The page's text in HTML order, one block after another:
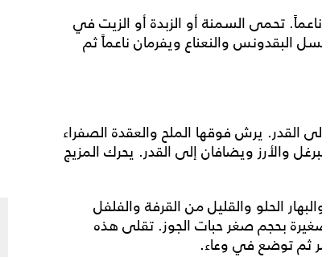
تحمى السمنة أو الزبدة أو الزيت في
البقدونس والنعناع ويفرمان ناعماً ثم
٥ إلى ٦ أكواب منها إلى القدر. يرش فوقها الملح والعقدة الصفراء
والأرز ويضافان إلى القدر. يحرك المزيج
الحلو والقليل من القرفة والفلفل
بحجم صغر حبات الجوز. تقلى هذه
ثم توضع في وعاء.